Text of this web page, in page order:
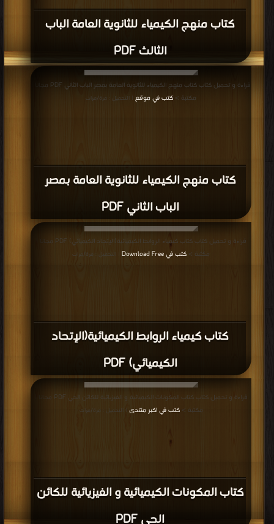
كتاب منهج الكيمياء للثانوية العامة الباب
الثالث PDF
كتاب منهج الكيمياء للثانوية العامة بمصر
الباب الثاني PDF
قراءة و تحميل كتاب كتاب منهج الكيمياء للثانوية العامة بمصر الباب الثاني PDF مجانا |
مكتبة >كتب في موقع
كتاب كيمياء الروابط الكيميائية(الإتحاد
الكيميائي) PDF
قراءة و تحميل كتاب كتاب كيمياء الروابط الكيميائية(الإتحاد الكيميائي) PDF مجانا |
مكتبة >كتب في Download Free
كتاب المكونات الكيميائية و الفيزيائية للكائن
الحي PDF
قراءة و تحميل كتاب كتاب المكونات الكيميائية و الفيزيائية للكائن الحي PDF مجانا |
مكتبة >كتب في اكبر منتدى